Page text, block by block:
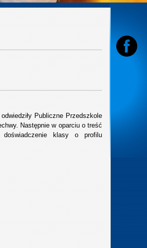
Publiczne Przedszkole
Następnie w oparciu o treść
klasy o profilu